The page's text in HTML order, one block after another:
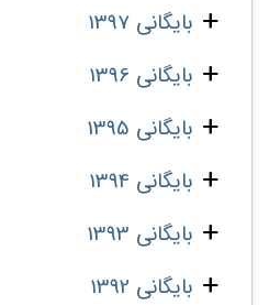
بایگانی 1397
بایگانی 1396
بایگانی 1395
بایگانی 1394
بایگانی 1393
بایگانی 1392